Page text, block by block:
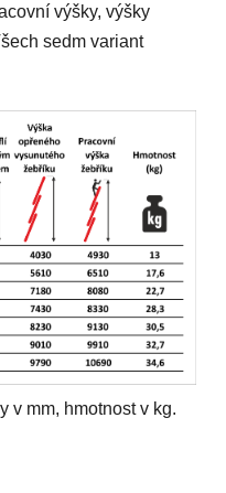
výšky, výšky
sedm variant
v mm, hmotnost v kg.